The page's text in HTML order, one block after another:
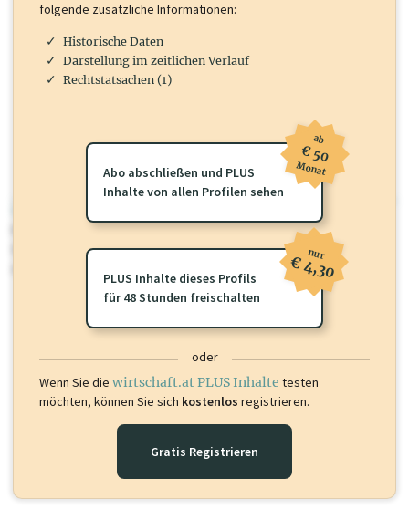
Für dieses Profil gibt es zusätzlichewirtschaft.at PLUS Inhalte
Sie momentan nicht einsehen können. Schalten Sie dieses Profil frei
oder loggen Sie sich ein um diese Inhalte zu sehen.
folgende zusätzliche Informationen:
Historische Daten
Darstellung im zeitlichen Verlauf
Rechtstatsachen (1)
Abo abschließen und PLUS
Inhalte von allen Profilen sehen
ab
€ 50
Monat
PLUS Inhalte dieses Profils
für 48 Stunden freischalten
nur
€ 4,30
oder
Wenn Sie die wirtschaft.at PLUS Inhalte testen
möchten, können Sie sich kostenlos registrieren.
Gratis Registrieren